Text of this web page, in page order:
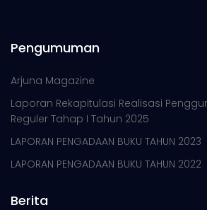
Pengumuman
Arjuna Magazine
Laporan Rekapitulasi Realisasi
Reguler Tahap I Tahun 2025
LAPORAN PENGADAAN BUKU TAHUN 2023
LAPORAN PENGADAAN BUKU TAHUN 2022
Berita